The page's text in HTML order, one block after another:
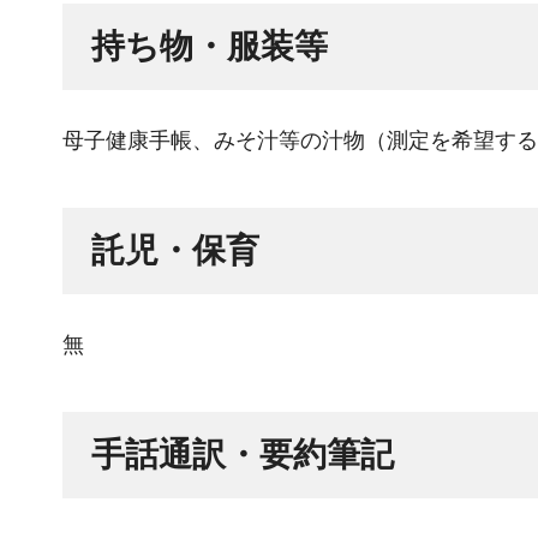
持ち物・服装等
母子健康手帳、みそ汁等の汁物（測定を希望す
託児・保育
無
手話通訳・要約筆記